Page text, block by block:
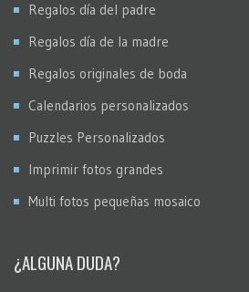
Regalos día del padre
Regalos día de la madre
Regalos originales de boda
Calendarios personalizados
Puzzles Personalizados
Imprimir fotos grandes
Multi fotos pequeñas mosaico
¿ALGUNA DUDA?